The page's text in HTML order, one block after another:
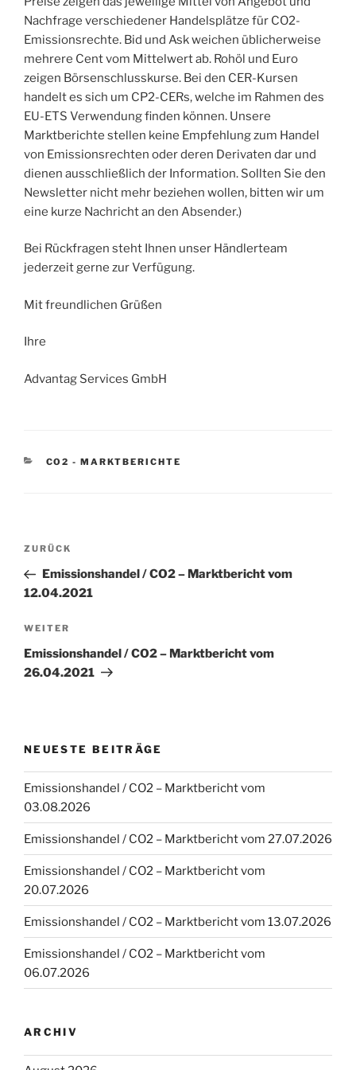
Nachfrage verschiedener Handelsplätze für CO2-
Emissionsrechte. Bid und Ask weichen üblicherweise
mehrere Cent vom Mittelwert ab. Rohöl und Euro
zeigen Börsenschlusskurse. Bei den CER-Kursen
handelt es sich um CP2-CERs, welche im Rahmen des
EU-ETS Verwendung finden können. Unsere
Marktberichte stellen keine Empfehlung zum Handel
von Emissionsrechten oder deren Derivaten dar und
dienen ausschließlich der Information. Sollten Sie den
Newsletter nicht mehr beziehen wollen, bitten wir um
eine kurze Nachricht an den Absender.)
Bei Rückfragen steht Ihnen unser Händlerteam
jederzeit gerne zur Verfügung.
Mit freundlichen Grüßen
Ihre
Advantag Services GmbH
KATEGORIEN
CO2 - MARKTBERICHTE
Beitragsnavigation
Vorheriger
Beitrag
ZURÜCK
Emissionshandel / CO2 – Marktbericht vom
12.04.2021
Nächster
Beitrag
WEITER
Emissionshandel / CO2 – Marktbericht vom
26.04.2021
NEUESTE BEITRÄGE
Emissionshandel / CO2 – Marktbericht vom
03.08.2026
Emissionshandel / CO2 – Marktbericht vom 27.07.2026
Emissionshandel / CO2 – Marktbericht vom
20.07.2026
Emissionshandel / CO2 – Marktbericht vom 13.07.2026
Emissionshandel / CO2 – Marktbericht vom
06.07.2026
ARCHIV